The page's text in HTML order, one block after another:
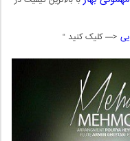
<— کلیک کنید “